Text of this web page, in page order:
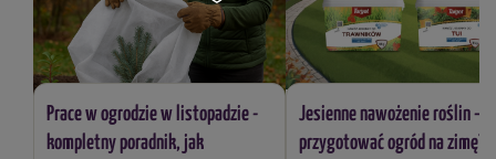
Prace w ogrodzie w listopadzie -
kompletny poradnik, jak
Jesienne nawożenie roślin –
przygotować ogród na zimę?